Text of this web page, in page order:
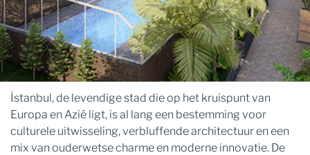
İstanbul, de levendige stad die op het kruispunt van
Europa en Azië ligt, is al lang een bestemming voor
culturele uitwisseling, verbluffende architectuur en een
mix van ouderwetse charme en moderne innovatie. De